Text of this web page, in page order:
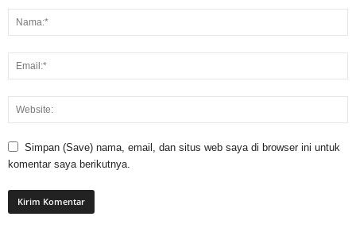
Simpan (Save) nama, email, dan situs web saya di browser ini untuk
komentar saya berikutnya.